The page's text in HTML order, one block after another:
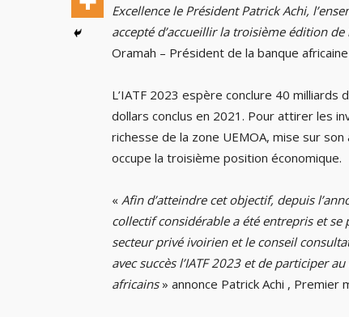
Excellence le Président Patrick Achi,
accepté d’accueillir la troisième édition
Oramah – Président de la banque
L’IATF 2023 espère conclure 40 milliards
dollars conclus en 2021. Pour attirer les
richesse de la zone UEMOA, mise sur
occupe la troisième position économique.
« Afin d’atteindre cet objectif, depuis
collectif considérable a été entrepris et
secteur privé ivoirien et le conseil
avec succès l’IATF 2023 et de participer
africains» annonce Patrick Achi , Premier